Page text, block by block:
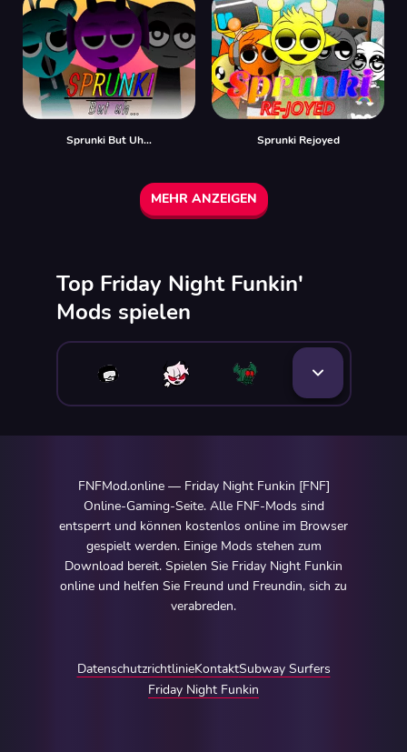
Sprunki But Uh… Sprunki Rejoyed
MEHR ANZEIGEN
Top Friday Night Funkin'
Mods spielen
FNFMod.online — Friday Night Funkin [FNF]
Online-Gaming-Seite. Alle FNF-Mods sind
entsperrt und können kostenlos online im Browser
gespielt werden. Einige Mods stehen zum
Download bereit. Spielen Sie Friday Night Funkin
online und helfen Sie Freund und Freundin, sich zu
verabreden.
DatenschutzrichtlinieKontaktSubway Surfers
Friday Night Funkin